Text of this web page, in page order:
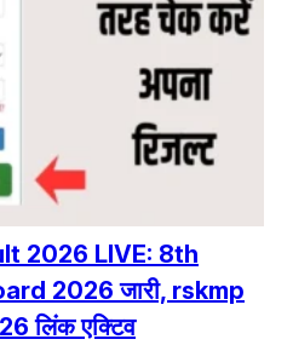
2026 LIVE: 8th
2026 जारी, rskmp
लिंक एक्टिव